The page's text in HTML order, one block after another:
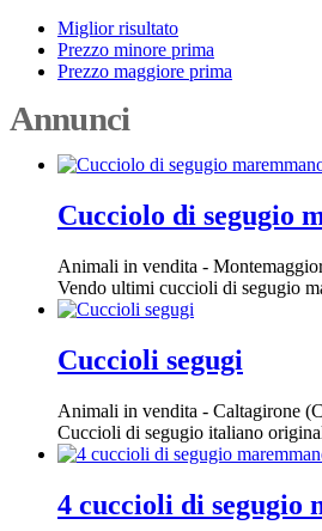
Miglior risultato
Prezzo minore prima
Prezzo maggiore prima
Annunci
Cucciolo di segugio
Animali in vendita -
Vendo ultimi cuccioli di segugio
Cuccioli segugi
Animali in vendita - Caltagirone
Cuccioli di segugio italiano
4 cuccioli di segugio